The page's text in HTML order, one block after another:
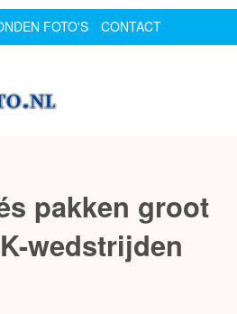
FOTO'S
CONTACT
pakken groot
wedstrijden